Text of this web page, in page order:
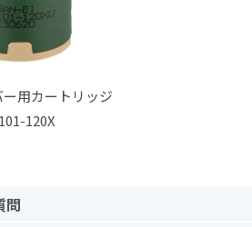
用カートリッジ
120X
問